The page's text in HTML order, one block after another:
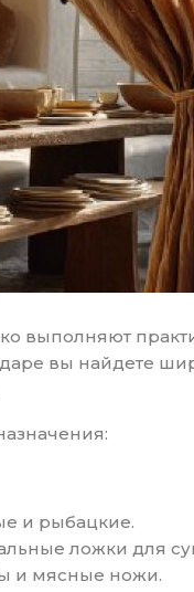
выполняют
вы найдете
и рыбацкие.
ложки для
и мясные ножи.